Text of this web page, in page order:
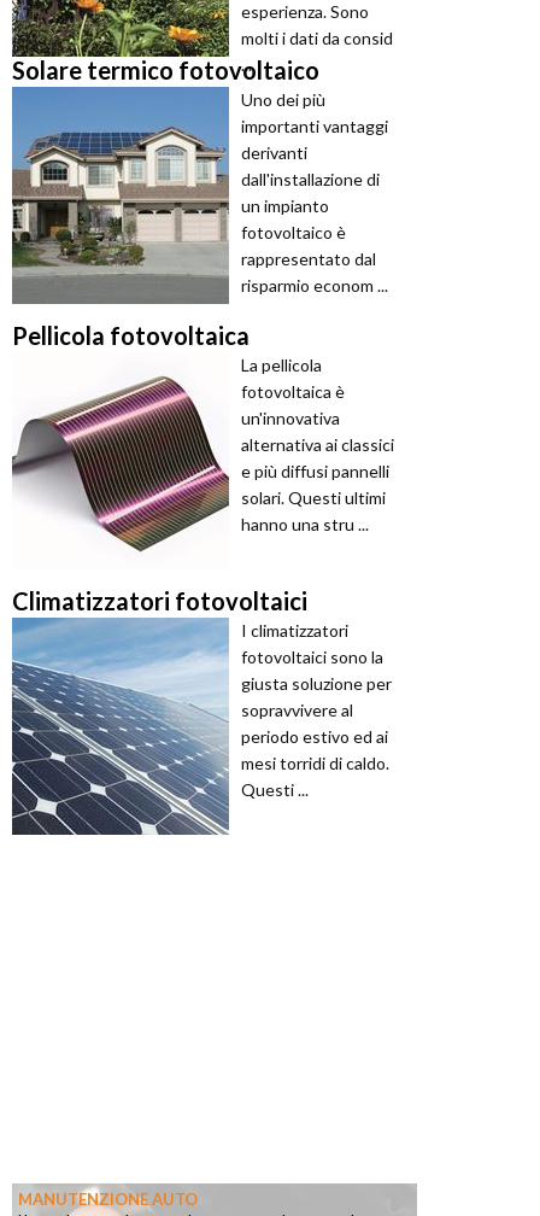
esperienza. Sono
molti i dati da consid
...
Solare termico fotovoltaico
Uno dei più
importanti vantaggi
derivanti
dall'installazione di
un impianto
fotovoltaico è
rappresentato dal
risparmio econom ...
Pellicola fotovoltaica
La pellicola
fotovoltaica è
un'innovativa
alternativa ai classici
e più diffusi pannelli
solari. Questi ultimi
hanno una stru ...
Climatizzatori fotovoltaici
I climatizzatori
fotovoltaici sono la
giusta soluzione per
sopravvivere al
periodo estivo ed ai
mesi torridi di caldo.
Questi ...
MANUTENZIONE AUTO